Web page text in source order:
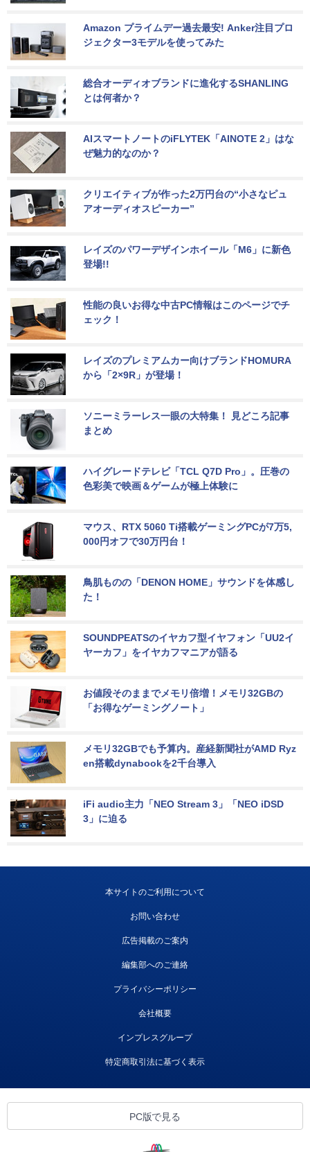
Amazon プライムデー過去最安! Anker注目プロ
ジェクター3モデルを使ってみた
総合オーディオブランドに進化するSHANLING
とは何者か？
AIスマートノートのiFLYTEK「AINOTE 2」はな
ぜ魅力的なのか？
クリエイティブが作った2万円台の“小さなピュ
アオーディオスピーカー”
レイズのパワーデザインホイール「M6」に新色
登場!!
性能の良いお得な中古PC情報はこのページでチ
ェック！
レイズのプレミアムカー向けブランドHOMURA
から「2×9R」が登場！
ソニーミラーレス一眼の大特集！ 見どころ記事
まとめ
ハイグレードテレビ「TCL Q7D Pro」。圧巻の
色彩美で映画＆ゲームが極上体験に
マウス、RTX 5060 Ti搭載ゲーミングPCが7万5,
000円オフで30万円台！
鳥肌ものの「DENON HOME」サウンドを体感し
た！
SOUNDPEATSのイヤカフ型イヤフォン「UU2イ
ヤーカフ」をイヤカフマニアが語る
お値段そのままでメモリ倍増！メモリ32GBの
「お得なゲーミングノート」
メモリ32GBでも予算内。産経新聞社がAMD Ryz
en搭載dynabookを2千台導入
iFi audio主力「NEO Stream 3」「NEO iDSD
3」に迫る
本サイトのご利用について
お問い合わせ
広告掲載のご案内
編集部へのご連絡
プライバシーポリシー
会社概要
インプレスグループ
特定商取引法に基づく表示
PC版で見る